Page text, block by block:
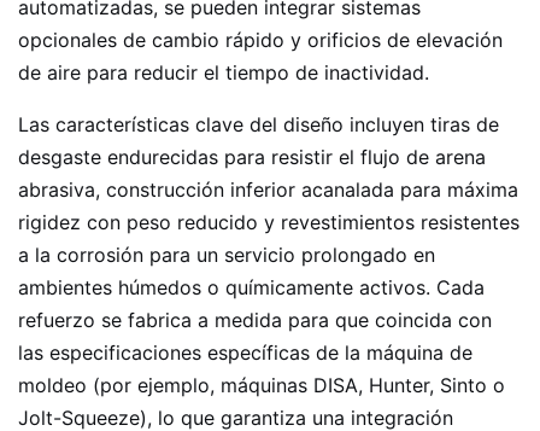
automatizadas, se pueden integrar sistemas
opcionales de cambio rápido y orificios de elevación
de aire para reducir el tiempo de inactividad.
Las características clave del diseño incluyen tiras de
desgaste endurecidas para resistir el flujo de arena
abrasiva, construcción inferior acanalada para máxima
rigidez con peso reducido y revestimientos resistentes
a la corrosión para un servicio prolongado en
ambientes húmedos o químicamente activos. Cada
refuerzo se fabrica a medida para que coincida con
las especificaciones específicas de la máquina de
moldeo (por ejemplo, máquinas DISA, Hunter, Sinto o
Jolt-Squeeze), lo que garantiza una integración